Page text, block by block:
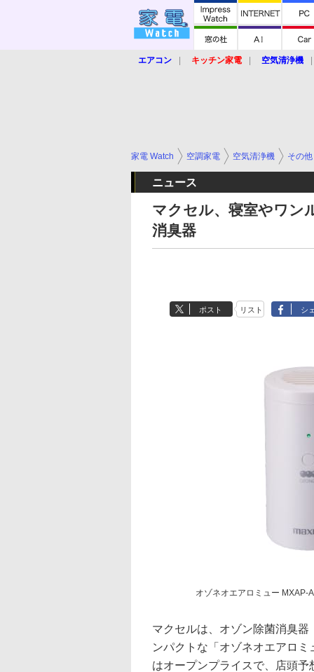
エアコン キッチン家電
空気清浄機
家電 Watch 空調家電 空気清浄機 その他
ニュース
マクセル、寝室やワン
消臭器
ポスト リスト シ
オゾネオエアロミュー MXAP-
マクセルは、オゾン除菌消臭
ンパクトな「オゾネオエアロ
はオープンプライスで、店頭予